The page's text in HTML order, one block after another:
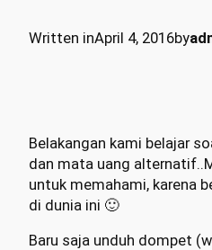
Written inApril 4, 2016by
Belakangan kami belajar
dan mata uang
untuk memahami, karena
di dunia ini 🙂
Baru saja unduh dompet